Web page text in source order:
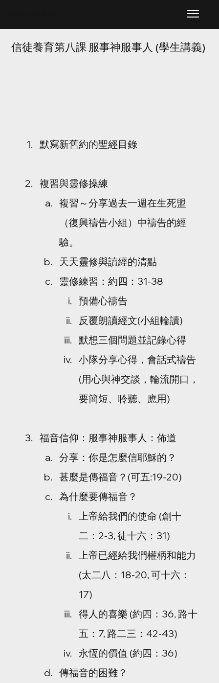
信徒養育第八課 服事神服事人 (學生講義)
默寫新舊約的聖經目錄
複習與靈修操練
複習～分享過去一週在生死盟
（復興禱告小組）中禱告的經
驗。
天天靈修與讀經的清點
靈修練習：約四：31-38
預備心禱告
反覆朗讀經文(小組輪讀)
默想三個問題並記錄心得
小隊分享心得，會話式禱告
(用心與神交談，輪流開口，
要簡短、聆聽、應用)
福音信仰：服事神服事人：佈道
分享：你是怎麼信耶穌的？
甚麼是傳福音？(可五:19-20)
為什麼要傳福音？
上帝給我們的使命 (創十
二：2-3, 徒十六：31)
上帝已經給我們權柄和能力
(太二八：18-20, 可十六：
17)
得人的喜樂 (約四：36, 路十
五：7, 路二三：42-43)
永恆的價值 (約四：36)
傳福音的困難？